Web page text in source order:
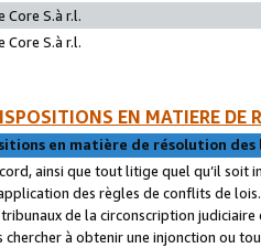
Core S.à r.l.
Core S.à r.l.
EN MATIERE DE
en matière de résolution
ainsi que tout litige quel qu’il soit
des règles de conflits de
tribunaux de la circonscription
chercher à obtenir une injonction ou